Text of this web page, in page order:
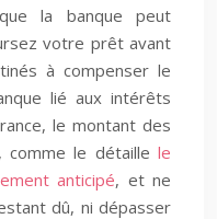
la banque peut
votre prêt avant
à compenser le
lié aux intérêts
le montant des
comme le détaille le
anticipé, et ne
dû, ni dépasser